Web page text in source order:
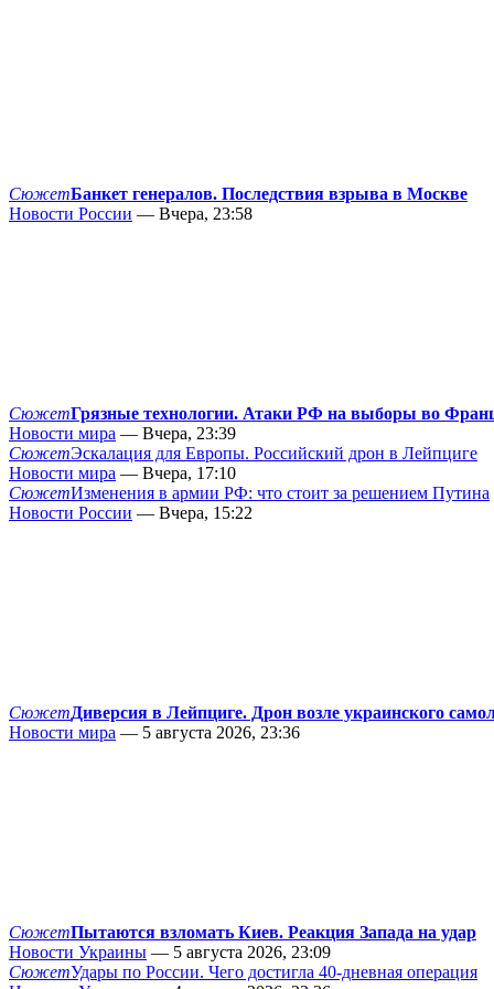
СюжетБанкет генералов. Последствия взрыва в Москве
Новости России — Вчера, 23:58
СюжетГрязные технологии. Атаки РФ на выборы во
Новости мира — Вчера, 23:39
СюжетЭскалация для Европы. Российский дрон в Лейпциге
Новости мира — Вчера, 17:10
СюжетИзменения в армии РФ: что стоит за решением Путина
Новости России — Вчера, 15:22
СюжетДиверсия в Лейпциге. Дрон возле украинского
Новости мира — 5 августа 2026, 23:36
СюжетПытаются взломать Киев. Реакция Запада на удар
Новости Украины — 5 августа 2026, 23:09
СюжетУдары по России. Чего достигла 40-дневная операция